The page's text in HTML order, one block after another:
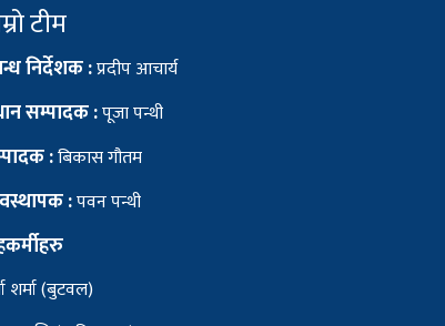
टीम
निर्देशक :प्रदीप आचार्य
सम्पादक :पूजा पन्थी
:बिकास गौतम
:पवन पन्थी
शर्मा (बुटवल)